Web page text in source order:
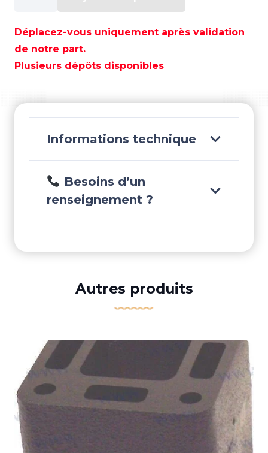
-
PISTON
HORS-
WI3199PS
Déplacez-vous uniquement après validation
de notre part.
Plusieurs dépôts disponibles
Informations technique
Besoins d’un
renseignement ?
Autres produits